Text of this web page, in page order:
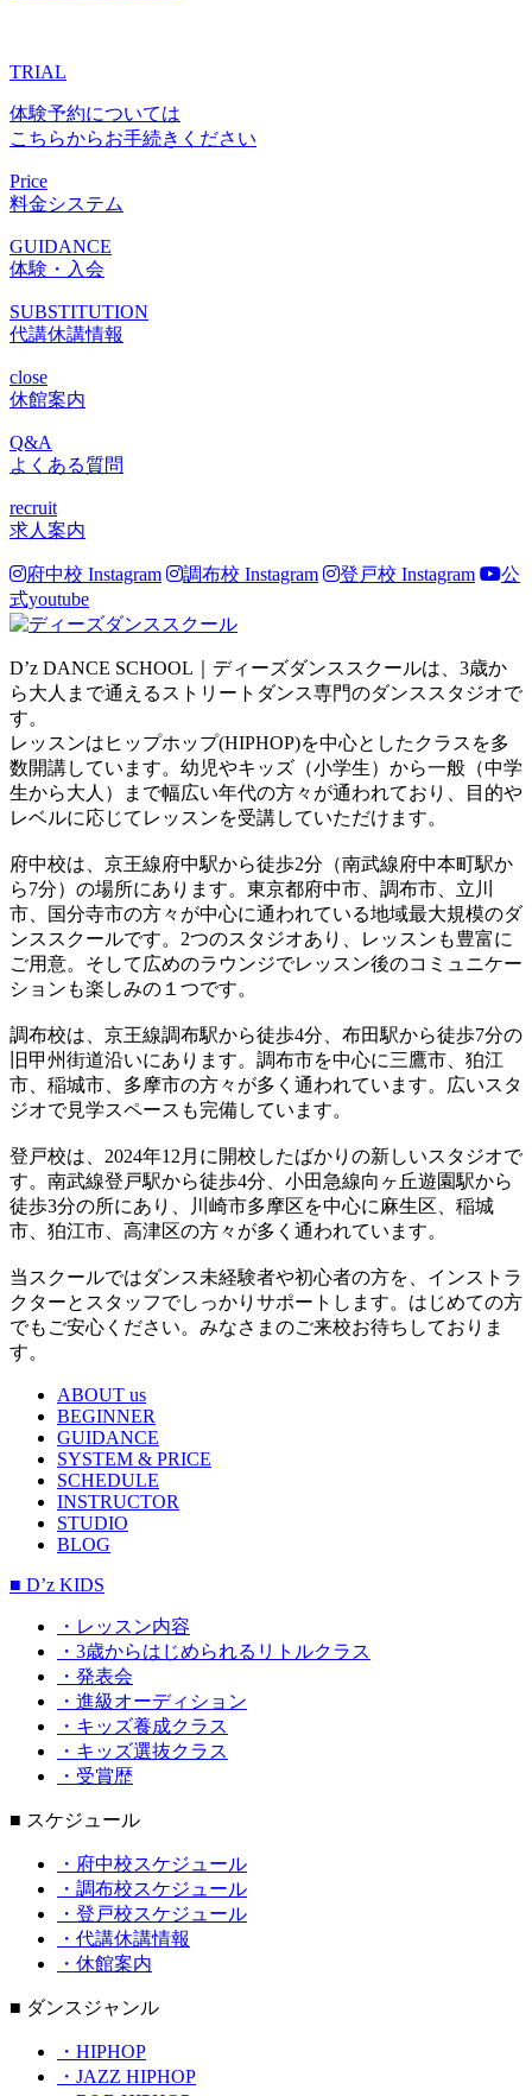
TRIAL
体験予約については
こちらからお手続きください
Price
料金システム
GUIDANCE
体験・入会
SUBSTITUTION
代講休講情報
close
休館案内
Q&A
よくある質問
recruit
求人案内
府中校 Instagram 調布校 Instagram 登戸校 Instagram
公
式youtube
D’z DANCE SCHOOL｜ディーズダンススクールは、3歳か
ら大人まで通えるストリートダンス専門のダンススタジオで
す。
レッスンはヒップホップ(HIPHOP)を中心としたクラスを多
数開講しています。幼児やキッズ（小学生）から一般（中学
生から大人）まで幅広い年代の方々が通われており、目的や
レベルに応じてレッスンを受講していただけます。
府中校は、京王線府中駅から徒歩2分（南武線府中本町駅か
ら7分）の場所にあります。東京都府中市、調布市、立川
市、国分寺市の方々が中心に通われている地域最大規模のダ
ンススクールです。2つのスタジオあり、レッスンも豊富に
ご用意。そして広めのラウンジでレッスン後のコミュニケー
ションも楽しみの１つです。
調布校は、京王線調布駅から徒歩4分、布田駅から徒歩7分の
旧甲州街道沿いにあります。調布市を中心に三鷹市、狛江
市、稲城市、多摩市の方々が多く通われています。広いスタ
ジオで見学スペースも完備しています。
登戸校は、2024年12月に開校したばかりの新しいスタジオで
す。南武線登戸駅から徒歩4分、小田急線向ヶ丘遊園駅から
徒歩3分の所にあり、川崎市多摩区を中心に麻生区、稲城
市、狛江市、高津区の方々が多く通われています。
当スクールではダンス未経験者や初心者の方を、インストラ
クターとスタッフでしっかりサポートします。はじめての方
でもご安心ください。みなさまのご来校お待ちしておりま
す。
ABOUT us
BEGINNER
GUIDANCE
SYSTEM & PRICE
SCHEDULE
INSTRUCTOR
STUDIO
BLOG
■ D’z KIDS
・レッスン内容
・3歳からはじめられるリトルクラス
・発表会
・進級オーディション
・キッズ養成クラス
・キッズ選抜クラス
・受賞歴
■ スケジュール
・府中校スケジュール
・調布校スケジュール
・登戸校スケジュール
・代講休講情報
・休館案内
■ ダンスジャンル
・HIPHOP
・JAZZ HIPHOP